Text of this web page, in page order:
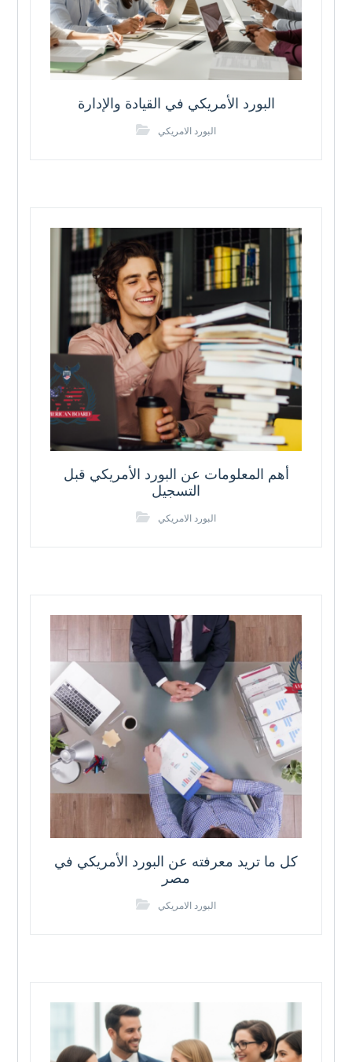
البورد الأمريكي في القيادة والإدارة
البورد الامريكي
أهم المعلومات عن البورد الأمريكي قبل
التسجيل
البورد الامريكي
كل ما تريد معرفته عن البورد الأمريكي في
مصر
البورد الامريكي